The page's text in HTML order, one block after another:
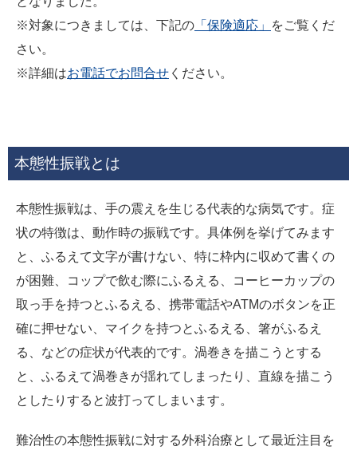
※対象につきましては、下記の 「保険適応」
をご覧くだ
さい。
※詳細はお電話でお問合せ ください。
本態性振戦とは
本態性振戦は、手の震えを生じる代表的な病気です。症
状の特徴は、動作時の振戦です。具体例を挙げてみます
と、ふるえて文字が書けない、特に枠内に収めて書くの
が困難、コップで飲む際にふるえる、コーヒーカップの
取っ手を持つとふるえる、携帯電話やATMのボタンを正
確に押せない、マイクを持つとふるえる、箸がふるえ
る、などの症状が代表的です。渦巻きを描こうとする
と、ふるえて渦巻きが揺れてしまったり、直線を描こう
としたりすると波打ってしまいます。
難治性の本態性振戦に対する外科治療として最近注目を